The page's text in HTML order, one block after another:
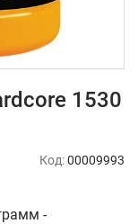
1530
Код:00009993
-